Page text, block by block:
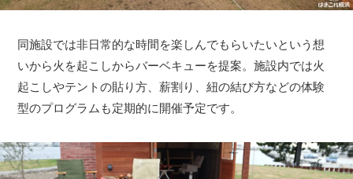
同施設では非日常的な時間を楽しんでもらいたいという想
いから火を起こしからバーベキューを提案。施設内では火
起こしやテントの貼り方、薪割り、紐の結び方などの体験
型のプログラムも定期的に開催予定です。